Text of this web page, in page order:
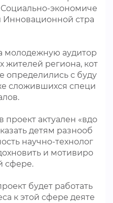
экономиче
Инновационной стра
молодежную аудитор
региона, кот
определились с буду
сложившихся специ
актуален «вдо
детям разнооб
научно-технолог
и мотивиро
сфере.
будет работать
к этой сфере деяте